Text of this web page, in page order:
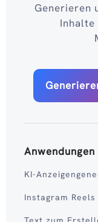
Generieren
Anwendungen
KI-
Instagram